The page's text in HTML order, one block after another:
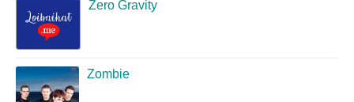
Zero Gravity
Zombie